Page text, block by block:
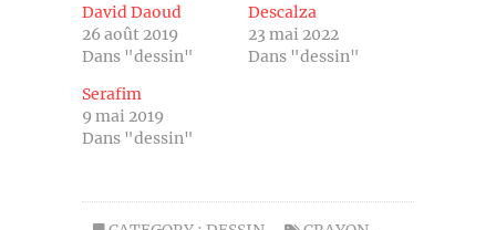
David Daoud
26 août 2019
Dans "dessin"
Descalza
23 mai 2022
Dans "dessin"
Serafim
9 mai 2019
Dans "dessin"